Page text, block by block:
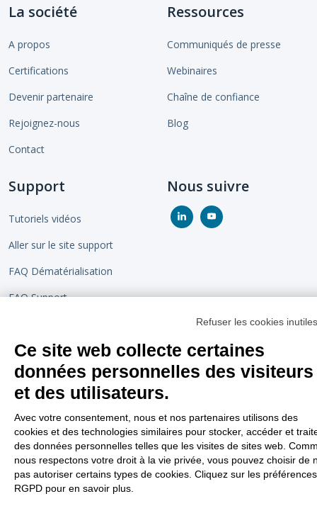
La société
A propos
Certifications
Devenir partenaire
Rejoignez-nous
Contact
Ressources
Communiqués de presse
Webinaires
Chaîne de confiance
Blog
Support
Tutoriels vidéos
Aller sur le site support
FAQ Dématérialisation
FAQ Support
Gestion des cookies
Gestion des cookies
Nous suivre
Refuser les cookies
Ce site web collecte certaines
données personnelles des visiteurs
et des utilisateurs.
Avec votre consentement, nous et nos partenaires utilisons des
cookies et des technologies similaires pour stocker, accéder et
des données personnelles telles que les visites de sites web.
nous respectons votre droit à la vie privée, vous pouvez choisir de
pas autoriser certains types de cookies. Cliquez sur les préférences
RGPD pour en savoir plus.